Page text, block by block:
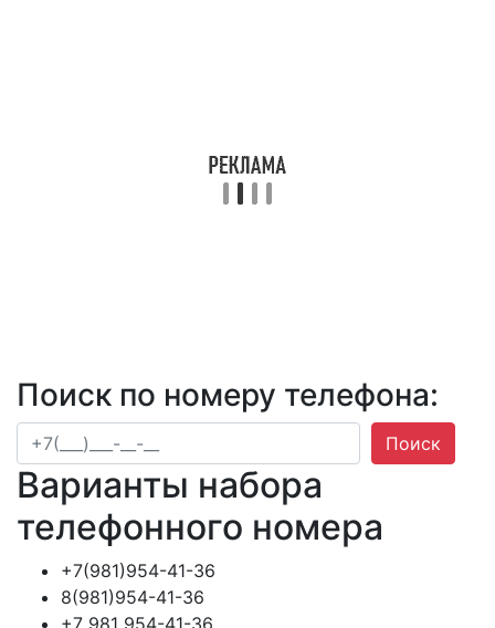
Поиск по номеру телефона:
Поиск
Варианты набора
телефонного номера
+7(981)954-41-36
8(981)954-41-36
+7 981 954-41-36